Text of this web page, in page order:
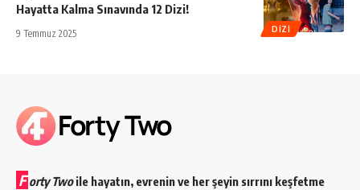
DIZI
Hayatta Kalma Sınavında 12 Dizi!
9 Temmuz 2025
F orty Twoile hayatın, evrenin ve her şeyin sırrını keşfetme